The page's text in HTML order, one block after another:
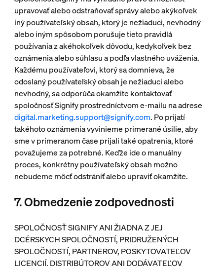
upravovať alebo odstraňovať správy alebo akýkoľvek
iný používateľský obsah, ktorý je nežiaduci, nevhodný
alebo iným spôsobom porušuje tieto pravidlá
používania z akéhokoľvek dôvodu, kedykoľvek bez
oznámenia alebo súhlasu a podľa vlastného uváženia.
Každému používateľovi, ktorý sa domnieva, že
odoslaný používateľský obsah je nežiaduci alebo
nevhodný, sa odporúča okamžite kontaktovať
spoločnosť Signify prostredníctvom e-mailu na adrese
digital.marketing.support@signify.com. Po prijatí
takéhoto oznámenia vyvinieme primerané úsilie, aby
sme v primeranom čase prijali také opatrenia, ktoré
považujeme za potrebné. Keďže ide o manuálny
proces, konkrétny používateľský obsah možno
nebudeme môcť odstrániť alebo upraviť okamžite.
7. Obmedzenie zodpovednosti
SPOLOČNOSŤ SIGNIFY ANI ŽIADNA Z JEJ
DCÉRSKYCH SPOLOČNOSTÍ, PRIDRUŽENÝCH
SPOLOČNOSTÍ, PARTNEROV, POSKYTOVATEĽOV
LICENCIÍ, DISTRIBÚTOROV ANI DODÁVATEĽOV